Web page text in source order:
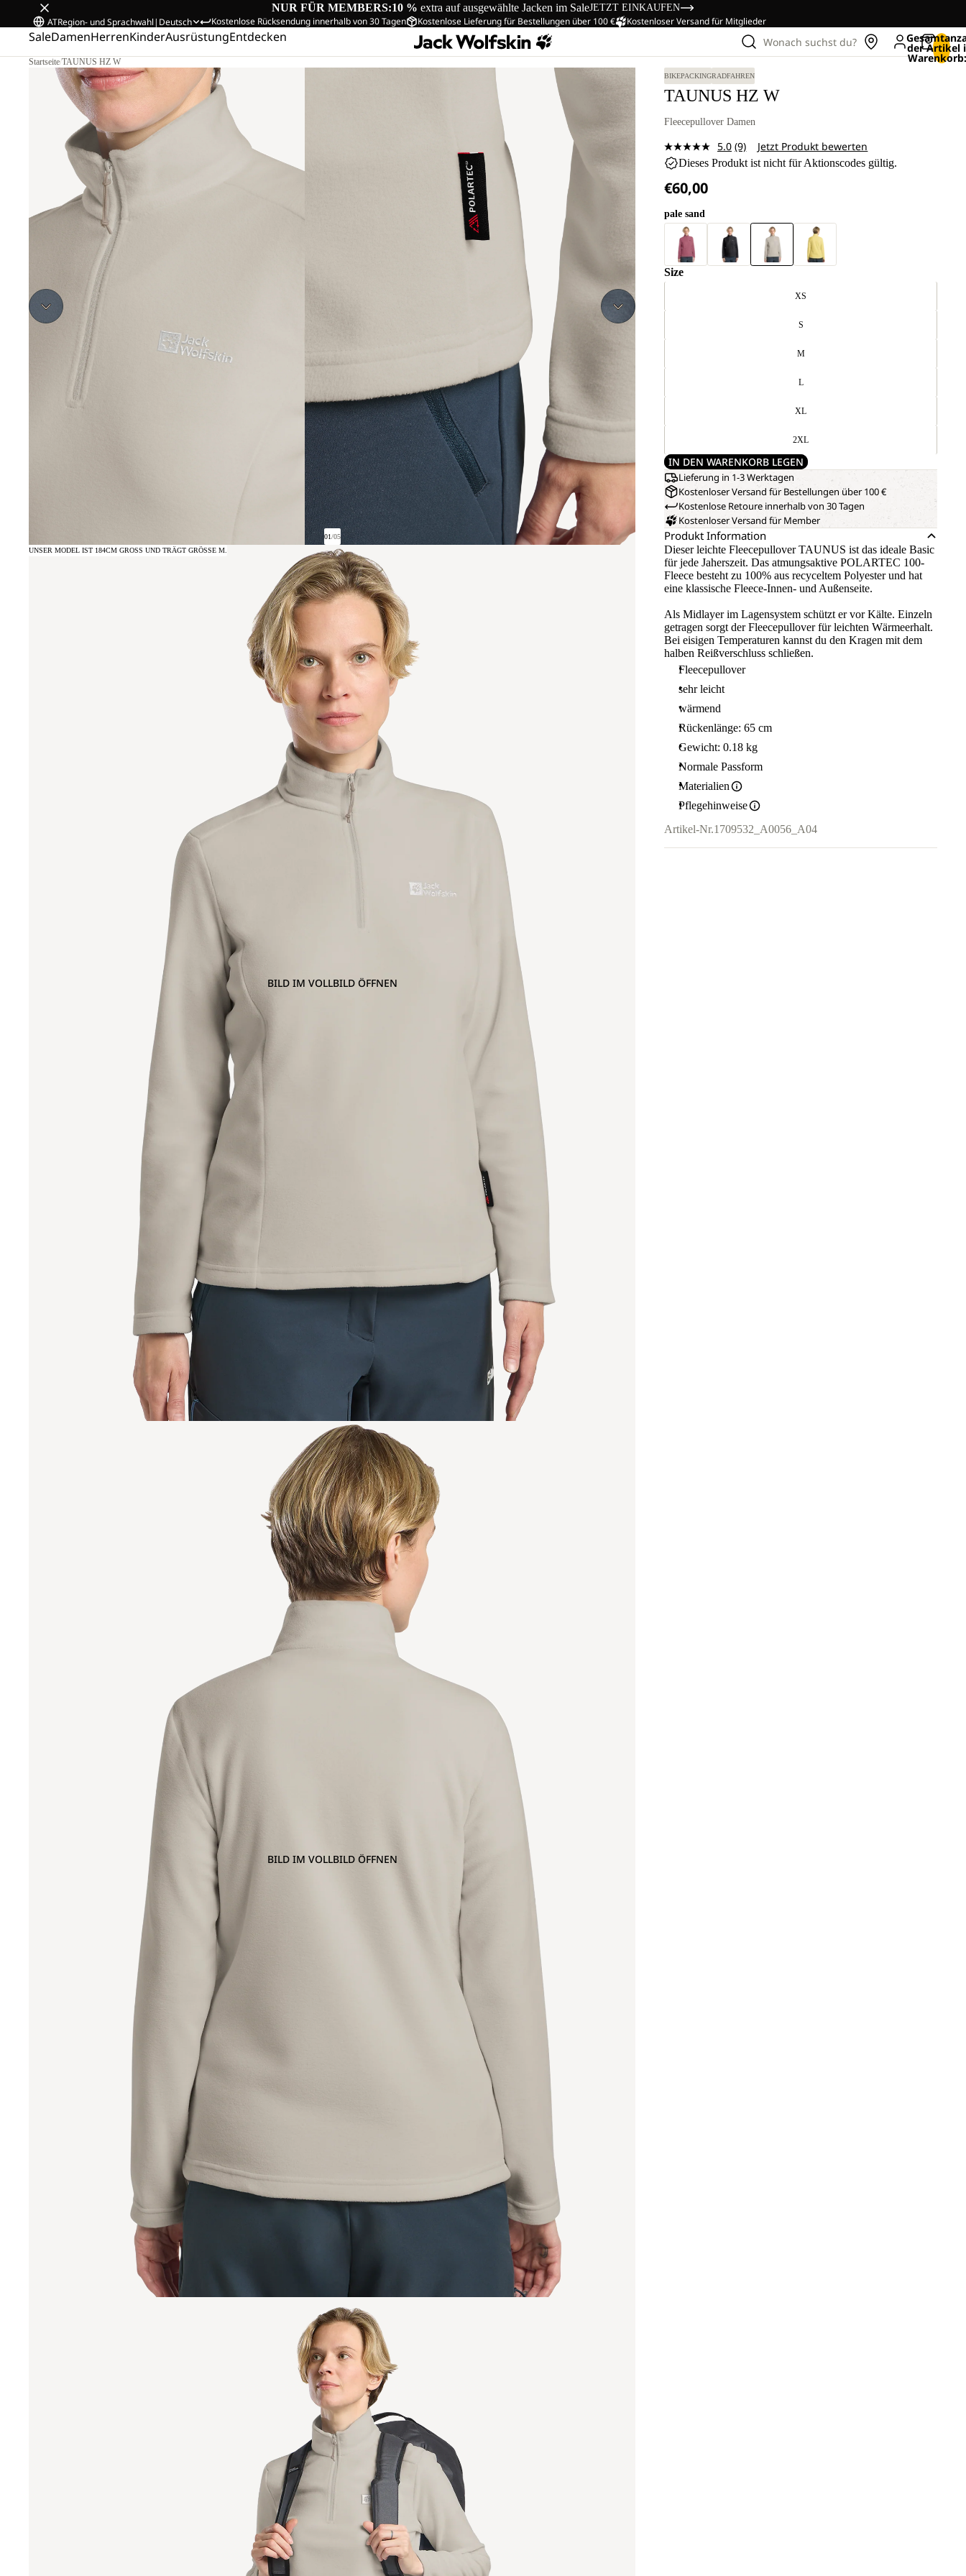
NUR FÜR MEMBERS:10 % extra auf ausgewählte Jacken im SaleJETZT EINKAUFEN
Kostenlose Rücksendung innerhalb von 30 Tagen Kostenlose Lieferung für Bestellungen über 100 € Kostenloser Versand für Mitglieder
ATRegion- und Sprachwahl| Deutsch
SaleDamenHerrenKinderAusrüstungEntdecken Wonach suchst du? der Artikel
Startseite/TAUNUS HZ W
01/05
BILD IM VOLLBILD ÖFFNEN
UNSER MODEL IST 184CM GROSS UND TRÄGT GRÖSSE M.
BILD IM VOLLBILD ÖFFNEN
BIKEPACKINGRADFAHREN
TAUNUS HZ W
Fleecepullover Damen
5.0 9
Bewertungen
Seite.
(9) Jetzt Produkt bewerten
Dieses Produkt ist nicht für Aktionscodes gültig.
€60,00
pale sand
Size
XS
S
M
L
XL
2XL
IN DEN WARENKORB LEGEN
Lieferung in 1-3 Werktagen
Kostenloser Versand für Bestellungen über 100 €
Kostenlose Retoure innerhalb von 30 Tagen
Kostenloser Versand für Member
Produkt Information
Dieser leichte Fleecepullover TAUNUS ist das ideale Basic
für jede Jaherszeit. Das atmungsaktive POLARTEC 100-
Fleece besteht zu 100% aus recyceltem Polyester und hat
eine klassische Fleece-Innen- und Außenseite.
Als Midlayer im Lagensystem schützt er vor Kälte. Einzeln
getragen sorgt der Fleecepullover für leichten Wärmeerhalt.
Bei eisigen Temperaturen kannst du den Kragen mit dem
halben Reißverschluss schließen.
Fleecepullover
sehr leicht
wärmend
Rückenlänge: 65 cm
Gewicht: 0.18 kg
Normale Passform
Materialien
Pflegehinweise
Artikel-Nr.1709532_A0056_A04